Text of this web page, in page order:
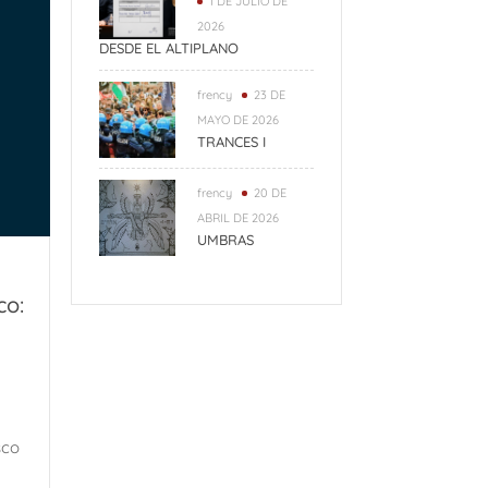
2026
DESDE EL ALTIPLANO
frency
23 DE
MAYO DE 2026
TRANCES I
frency
20 DE
ABRIL DE 2026
UMBRAS